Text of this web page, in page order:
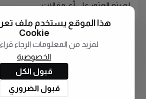
لم يتم العثور على أي مقالات
هذا الموقع يستخدم ملف
Cookie
لمزيد من المعلومات الرجاء
الخصوصية
قبول الكل
قبول الضروري